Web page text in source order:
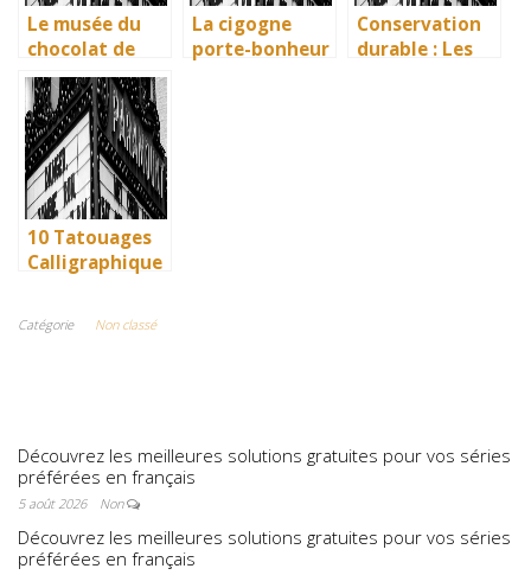
Le musée du
chocolat de
Bayonne : la
mémoire
vivante des
artisans
basques
La cigogne
porte-bonheur
Conservation
durable : Les
10 Tatouages
Calligraphique
Uniques pour
Catégorie Non classé
Découvrez les meilleures solutions gratuites pour vos séries
préférées en français
5 août 2026 Non
Découvrez les meilleures solutions gratuites pour vos séries
préférées en français